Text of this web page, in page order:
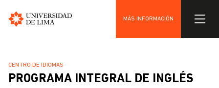
contenido
principal
MÁS INFORMACIÓN
SOBRESCRIBIR
ENLACES
CENTRO DE IDIOMAS
PROGRAMA INTEGRAL DE INGLÉS